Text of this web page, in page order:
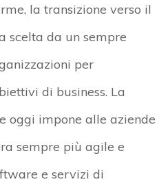
la transizione verso il
scelta da un sempre
per
di business. La
oggi impone alle aziende
sempre più agile e
e servizi di